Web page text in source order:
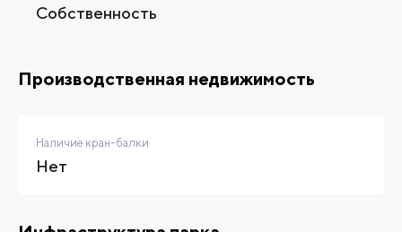
Собственность
Производственная недвижимость
Наличие кран-балки
Нет